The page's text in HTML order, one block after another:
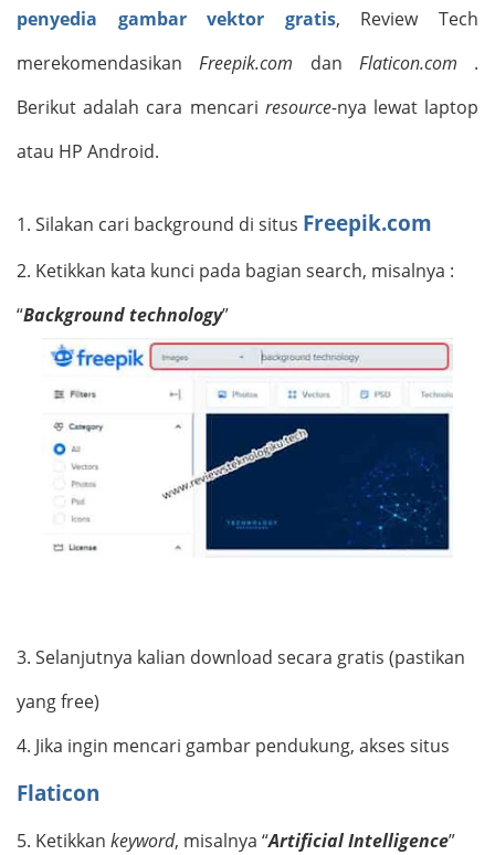
penyedia gambar vektor gratis, Review Tech
merekomendasikanFreepik.com dan Flaticon.com .
Berikut adalah cara mencari resource-nya lewat laptop
atau HP Android.
1. Silakan cari background di situs Freepik.com
2. Ketikkan kata kunci pada bagian search, misalnya :
“Background technology”
3. Selanjutnya kalian download secara gratis (pastikan
yang free)
4. Jika ingin mencari gambar pendukung, akses situs
Flaticon
5. Ketikkan keyword, misalnya “Artificial Intelligence”